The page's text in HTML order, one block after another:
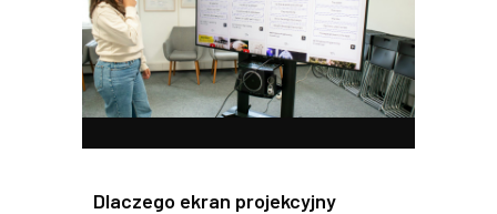
Dlaczego ekran projekcyjny